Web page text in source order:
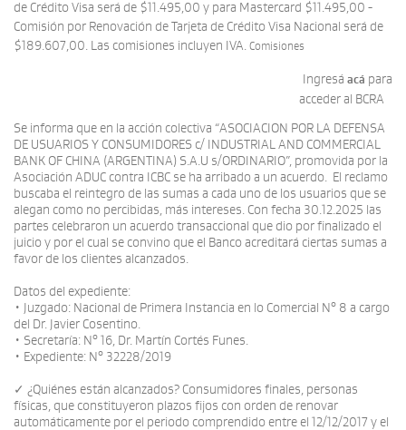
de Crédito Visa será de $11.495,00 y para Mastercard $11.495,00 -
Comisión por Renovación de Tarjeta de Crédito Visa Nacional será de
$189.607,00. Las comisiones incluyen IVA. Comisiones
Ingresá acá para
acceder al BCRA
Se informa que en la acción colectiva “ASOCIACION POR LA DEFENSA
DE USUARIOS Y CONSUMIDORES c/ INDUSTRIAL AND COMMERCIAL
BANK OF CHINA (ARGENTINA) S.A.U s/ORDINARIO”, promovida por la
Asociación ADUC contra ICBC se ha arribado a un acuerdo. El reclamo
buscaba el reintegro de las sumas a cada uno de los usuarios que se
alegan como no percibidas, más intereses. Con fecha 30.12.2025 las
partes celebraron un acuerdo transaccional que dio por finalizado el
juicio y por el cual se convino que el Banco acreditará ciertas sumas a
favor de los clientes alcanzados.
Datos del expediente:
• Juzgado: Nacional de Primera Instancia en lo Comercial N° 8 a cargo
del Dr. Javier Cosentino.
• Secretaría: N° 16, Dr. Martín Cortés Funes.
• Expediente: N° 32228/2019
✓ ¿Quiénes están alcanzados? Consumidores finales, personas
físicas, que constituyeron plazos fijos con orden de renovar
automáticamente por el periodo comprendido entre el 12/12/2017 y el